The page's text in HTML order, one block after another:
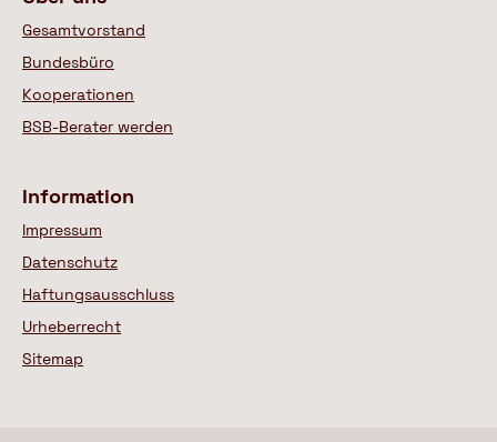
Gesamtvorstand
Bundesbüro
Kooperationen
BSB-Berater werden
Information
Impressum
Datenschutz
Haftungsausschluss
Urheberrecht
Sitemap